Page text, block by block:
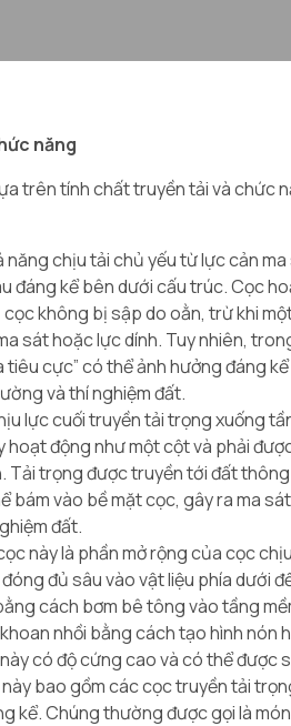
năng
trên tính chất truyền tải và chức
năng chịu tải chủ yếu từ lực cản
đáng kể bên dưới cấu trúc. Cọc
không bị sập do oằn, trừ khi
sát hoặc lực dính. Tuy nhiên,
cực” có thể ảnh hưởng đáng
và thí nghiệm đất.
lực cuối truyền tải trọng xuống
động như một cột và phải
trọng được truyền tới đất
bám vào bề mặt cọc, gây ra ma
đất.
này là phần mở rộng của cọc
đủ sâu vào vật liệu phía dưới
cách bơm bê tông vào tầng
nhồi bằng cách tạo hình nón
có độ cứng cao và có thể được
bao gồm các cọc truyền tải
kể. Chúng thường được gọi là